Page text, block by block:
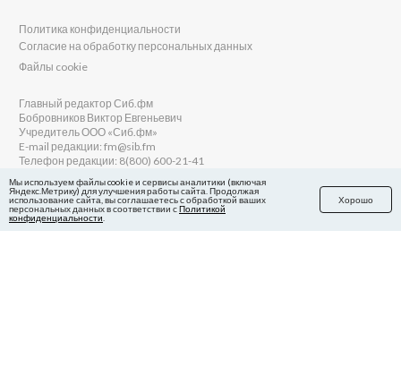
Политика конфиденциальности
Согласие на обработку персональных данных
Файлы cookie
Главный редактор Сиб.фм
Бобровников Виктор Евгеньевич
Учредитель ООО «Сиб.фм»
E-mail редакции: fm@sib.fm
Телефон редакции: 8(800) 600-21-41
Сайт разработан и поддерживается Технодзен
Мы используем файлы cookie и сервисы аналитики (включая
Яндекс.Метрику) для улучшения работы сайта. Продолжая
использование сайта, вы соглашаетесь с обработкой ваших
персональных данных в соответствии сПолитикой
конфиденциальности
Хорошо